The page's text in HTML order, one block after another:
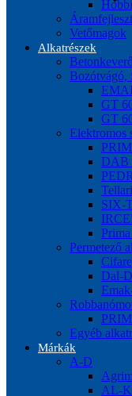
Vetőmagok
Alkatrészek
Bozótvágó,
GT
GT
Elektromos
DAB
SIX-
Permetező
Dal-
Egyéb
Márkák
A-D
AL-